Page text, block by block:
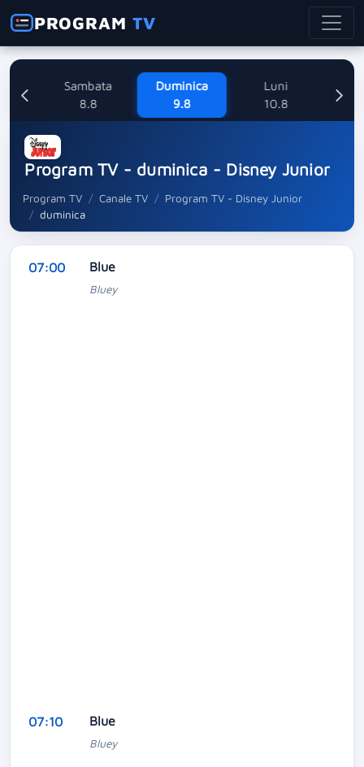
PROGRAMTV
Sambata
8.8
Duminica
9.8
Luni
10.8
Program TV - duminica - Disney Junior
Program TV Canale TV
Program TV - Disney Junior
duminica
07:00 Blue
Bluey
07:10 Blue
Bluey